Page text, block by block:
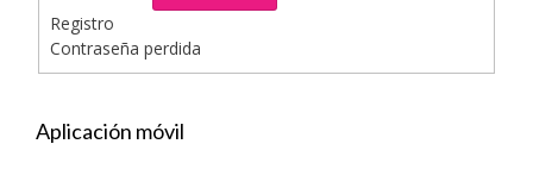
Registro
Contraseña perdida
Aplicación móvil